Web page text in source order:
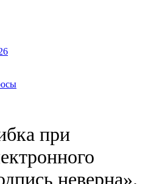
при
неверна».